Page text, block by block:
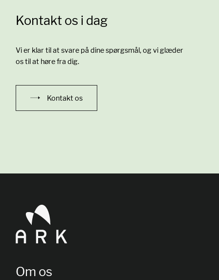
Kontakt os i dag
Vi er klar til at svare på dine spørgsmål, og vi glæder
os til at høre fra dig.
Kontakt os
Om os